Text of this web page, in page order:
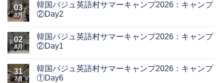
03
8月
韓国パジュ英語村サマーキャンプ2026：キャンプ
②Day2
02
8月
韓国パジュ英語村サマーキャンプ2026：キャンプ
②Day1
31
7月
韓国パジュ英語村サマーキャンプ2026：キャンプ
①Day6